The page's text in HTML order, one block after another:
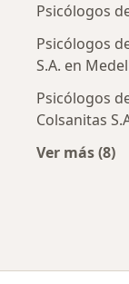
Psicólogos
Psicólogos
S.A. en
Psicólogos
Colsanitas
Ver más (8)